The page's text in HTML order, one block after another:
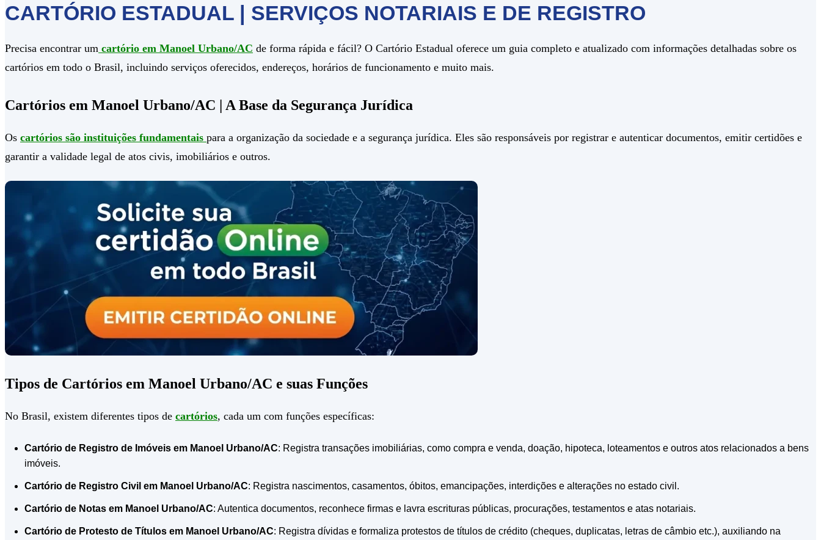
CARTÓRIO ESTADUAL | SERVIÇOS NOTARIAIS E DE REGISTRO
Precisa encontrar um cartório em Manoel Urbano/AC de forma rápida e fácil? O Cartório Estadual oferece um guia completo e atualizado com informações detalhadas sobre os
cartórios em todo o Brasil, incluindo serviços oferecidos, endereços, horários de funcionamento e muito mais.
Cartórios em Manoel Urbano/AC | A Base da Segurança Jurídica
Os cartórios são instituições fundamentais para a organização da sociedade e a segurança jurídica. Eles são responsáveis por registrar e autenticar documentos, emitir certidões e
garantir a validade legal de atos civis, imobiliários e outros.
Tipos de Cartórios em Manoel Urbano/AC e suas Funções
No Brasil, existem diferentes tipos de cartórios, cada um com funções específicas:
Cartório de Registro de Imóveis em Manoel Urbano/AC: Registra transações imobiliárias, como compra e venda, doação, hipoteca, loteamentos e outros atos relacionados a bens
imóveis.
Cartório de Registro Civil em Manoel Urbano/AC: Registra nascimentos, casamentos, óbitos, emancipações, interdições e alterações no estado civil.
Cartório de Notas em Manoel Urbano/AC: Autentica documentos, reconhece firmas e lavra escrituras públicas, procurações, testamentos e atas notariais.
Cartório de Protesto de Títulos em Manoel Urbano/AC: Registra dívidas e formaliza protestos de títulos de crédito (cheques, duplicatas, letras de câmbio etc.), auxiliando na